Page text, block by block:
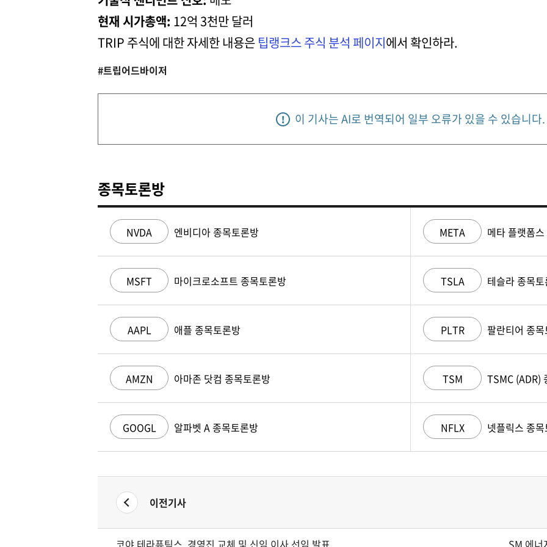
현재 시가총액: 12억 3천만 달러
TRIP 주식에 대한 자세한 내용은 팁랭크스 주식 분석 페이지에서 확인하라.
#트립어드바이저
이 기사는 AI로 번역되어 일부 오류가 있을 수 있습니다.
종목토론방
NVDA 엔비디아 종목토론방
MSFT 마이크로소프트 종목토론방
AAPL 애플 종목토론방
AMZN 아마존 닷컴 종목토론방
GOOGL 알파벳 A 종목토론방
META 메타 플랫폼
TSLA 테슬라 종목
PLTR 팔란티어 종
TSM TSMC (ADR)
NFLX 넷플릭스 종
이전기사